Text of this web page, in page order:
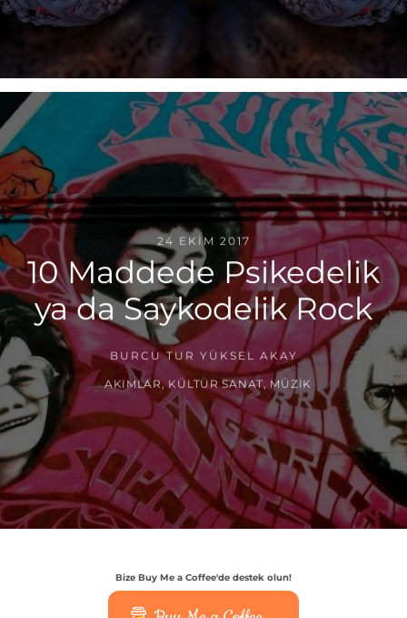
24 EKIM 2017
10 Maddede Psikedelik
ya da Saykodelik Rock
BURCU TUR YÜKSEL AKAY
AKIMLAR, KÜLTÜR SANAT MÜZIK
Bize Buy Me a Coffee'de destek olun!